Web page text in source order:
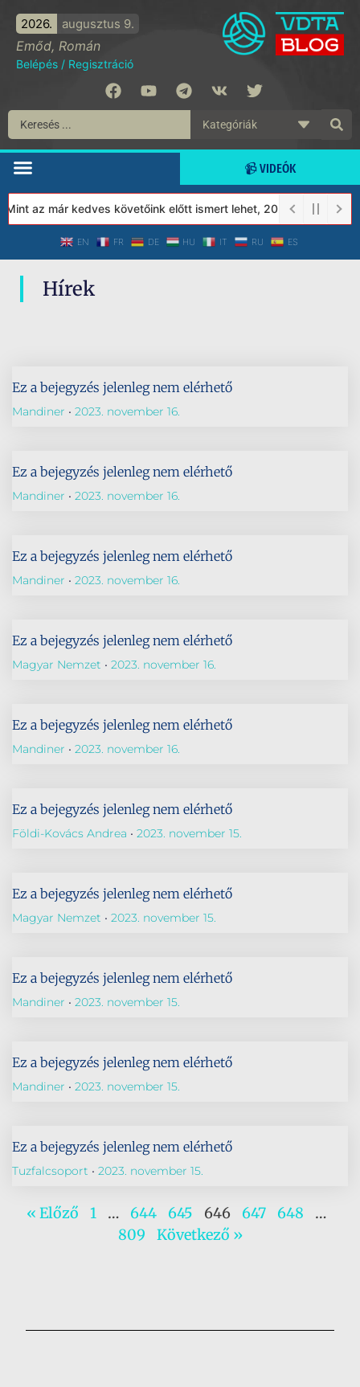
2026. augusztus 9.
Emőd, Román
Belépés / Regisztráció
📹 VIDEÓK
az már kedves követőink előtt ismert lehet, 2023-tól a
EN FR DE HU IT RU ES
Hírek
Ez a bejegyzés jelenleg nem elérhető
Mandiner 2023. november 16.
Ez a bejegyzés jelenleg nem elérhető
Mandiner 2023. november 16.
Ez a bejegyzés jelenleg nem elérhető
Mandiner 2023. november 16.
Ez a bejegyzés jelenleg nem elérhető
Magyar Nemzet 2023. november 16.
Ez a bejegyzés jelenleg nem elérhető
Mandiner 2023. november 16.
Ez a bejegyzés jelenleg nem elérhető
Földi-Kovács Andrea 2023. november 15.
Ez a bejegyzés jelenleg nem elérhető
Magyar Nemzet 2023. november 15.
Ez a bejegyzés jelenleg nem elérhető
Mandiner 2023. november 15.
Ez a bejegyzés jelenleg nem elérhető
Mandiner 2023. november 15.
Ez a bejegyzés jelenleg nem elérhető
Tuzfalcsoport 2023. november 15.
« Előző 1 … 644 645 646 647 648
…
809
Következő »